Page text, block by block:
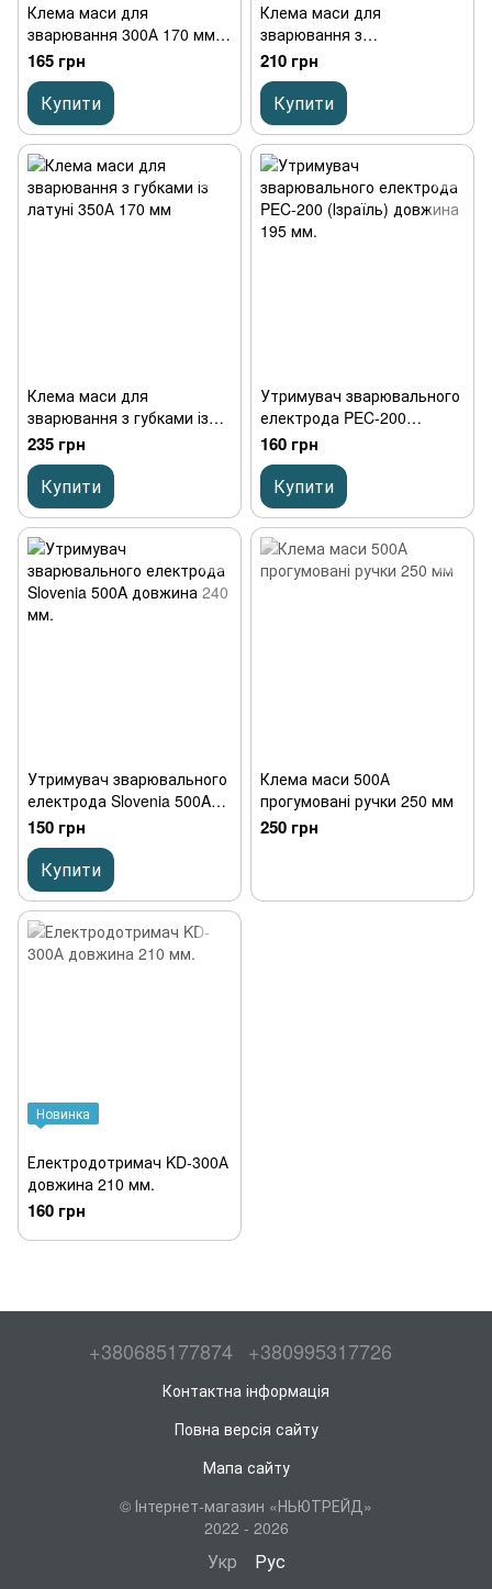
Клема маси для
зварювання 300А 170 мм.
із ізольованими ручками
165 грн
Купити
Клема маси для
зварювання з
прогумованими ручками
300А довжина 215 мм
210 грн
Купити
Клема маси для
зварювання з губками із
латуні 350А 170 мм
235 грн
Купити
Утримувач зварювального
електрода PEC-200
(Ізраїль) довжина 195 мм.
160 грн
Купити
Утримувач зварювального
електрода Slovenia 500A
довжина 240 мм.
150 грн
Купити
Клема маси 500А
прогумовані ручки 250 мм
250 грн
Новинка
Електродотримач KD-300А
довжина 210 мм.
160 грн
+380685177874 +380995317726
Контактна інформація
Повна версія сайту
Мапа сайту
© Інтернет-магазин «НЬЮТРЕЙД»
2022 - 2026
Укр Рус